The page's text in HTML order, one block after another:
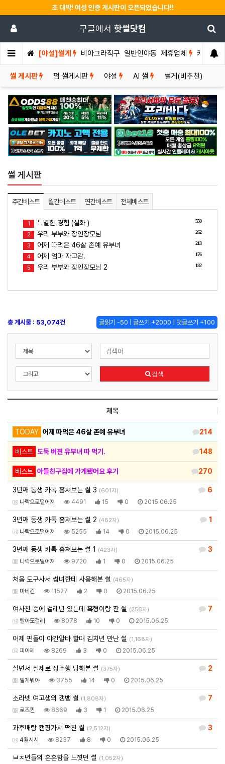
초 대박! 여성 인증 게시판이 오픈되었습니다!!
구글에서 핫썰닷컴
[야설]썰게 비아그라직구 일반인야동 제휴업체 커뮤니티
썰 게시판 펌 썰게시판 야설 AI 썰 썰게(비추천)
썰 게시판
주간베스트 월간베스트 연간베스트 전체베스트
550
1 특별한 경험 (실화 )
262
2 우리 부부와 장인장모님
213
3 어제 따먹은 46살 존예 유부녀
176
4 어제 엄마 자고감.
182
5 우리 부부와 장인장모님 2
글읽기 -50 | 글쓰기 +2000 | 댓글쓰기 +100
총 게시물 : 53,074건
검색
제목
TODAY 어제 따먹은 46살 존예 유부녀 214
베스트 도둑 버젼 유부녀 따 먹기. 148
베스트 아들친구집에 가게됐어요 후기 270
6
3년째 동생 카톡 훔쳐보는 썰 3 (601자)
나락으로떨어져 4491 15 0 2015.06.25
1
3년째 동생 카톡 훔쳐보는 썰 2 (482자)
나락으로떨어져 5255 14 0 2015.06.25
3
3년째 동생 카톡 훔쳐보는 썰 1 (423자)
나락으로떨어져 9720 1 0 2015.06.25
처음 도구사서 썸녀한테 사용해본 썰 (465자)
마네킨 11527 2 0 2015.06.25
7
여사친 중에 걸레년 있는데 흑형이랑 잔 썰 (256자)
빨아도걸레 8078 10 0 2015.06.25
어제 편돌이 야간알바 할때 김치년 만난 썰 (1,168자)
피아제 8269 3 0 2015.06.25
2
살면서 실제로 성추행 당해본 썰 (375자)
알게뭐야 3755 14 0 2015.06.25
7
소라넷 여고생의 갱뱅 썰 (1,808자)
로즈퀸 8669 3 1 2015.06.25
3
과후배랑 캠핑가서 떡친 썰 (2,512자)
4월시시 8237 8 0 2015.06.25
ㅂㅈ년들의 훈훈함을 느꼇던 썰 (1,052자)